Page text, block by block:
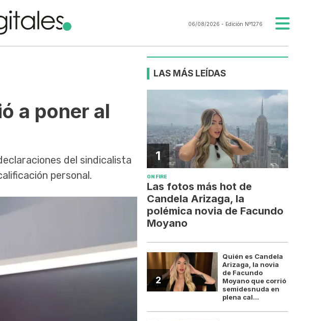
06/08/2026 - Edición Nº1276
a poner al
del sindicalista
personal.
LAS MÁS LEÍDAS
1
ON FIRE
Las fotos más hot de
Candela Arizaga, la
polémica novia de Facundo
Moyano
2
Quién es Candela
Arizaga, la novia
de Facundo
Moyano que corrió
semidesnuda en
plena cal...